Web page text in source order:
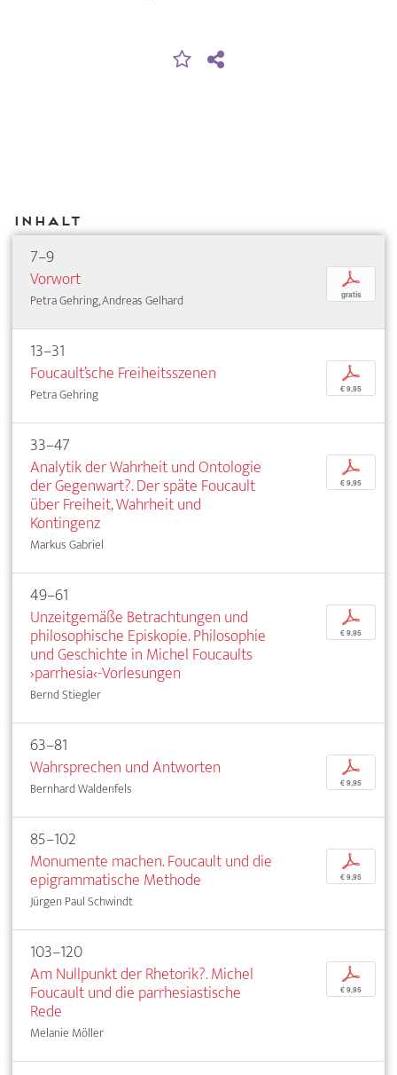
Inhalt
7–9
Vorwort
Petra Gehring, Andreas Gelhard
p
gratis
13–31
Foucault’sche Freiheitsszenen
Petra Gehring
p
€ 9,95
33–47
Analytik der Wahrheit und Ontologie
der Gegenwart?. Der späte Foucault
über Freiheit, Wahrheit und
Kontingenz
Markus Gabriel
p
€ 9,95
49–61
Unzeitgemäße Betrachtungen und
philosophische Episkopie. Philosophie
und Geschichte in Michel Foucaults
›parrhesia‹-Vorlesungen
Bernd Stiegler
p
€ 9,95
63–81
Wahrsprechen und Antworten
Bernhard Waldenfels
p
€ 9,95
85–102
Monumente machen. Foucault und die
epigrammatische Methode
Jürgen Paul Schwindt
p
€ 9,95
103–120
Am Nullpunkt der Rhetorik?. Michel
Foucault und die parrhesiastische
Rede
Melanie Möller
p
€ 9,95